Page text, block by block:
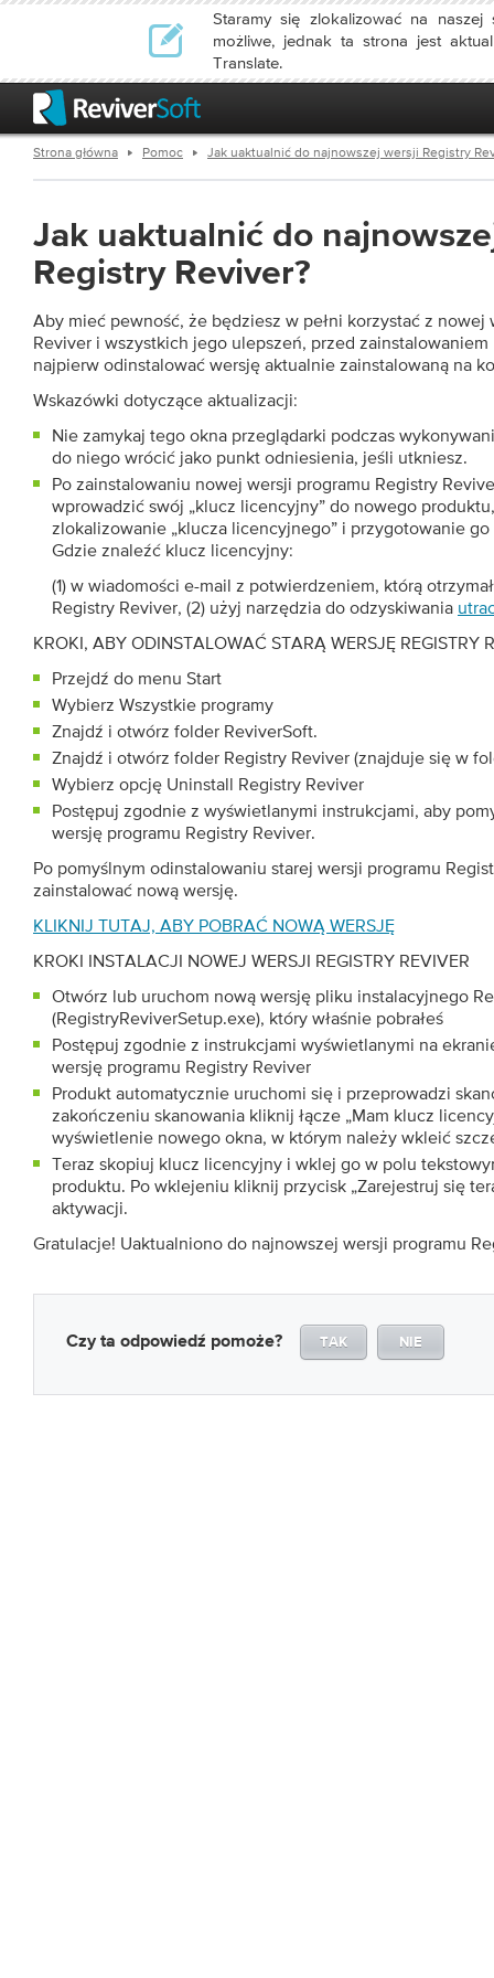
Staramy się zlokalizować na
możliwe, jednak ta strona jest
Translate.
Strona główna Pomoc Jak uaktualnić do najnowszej wersji Registry
Jak uaktualnić do
Registry Reviver?
Aby mieć pewność, że będziesz w pełni korzystać z nowej
Reviver i wszystkich jego ulepszeń, przed
najpierw odinstalować wersję aktualnie zainstalowaną na
Wskazówki dotyczące aktualizacji:
Nie zamykaj tego okna przeglądarki podczas
do niego wrócić jako punkt odniesienia, jeśli utkniesz.
Po zainstalowaniu nowej wersji programu Registry
wprowadzić swój „klucz licencyjny” do nowego
zlokalizowanie „klucza licencyjnego” i przygotowanie
Gdzie znaleźć klucz licencyjny:
(1) w wiadomości e-mail z potwierdzeniem, którą
Registry Reviver, (2) użyj narzędzia do odzyskiwania
KROKI, ABY ODINSTALOWAĆ STARĄ WERSJĘ REGISTRY
Przejdź do menu Start
Wybierz Wszystkie programy
Znajdź i otwórz folder ReviverSoft.
Znajdź i otwórz folder Registry Reviver (znajduje się w
Wybierz opcję Uninstall Registry Reviver
Postępuj zgodnie z wyświetlanymi instrukcjami, aby
wersję programu Registry Reviver.
Po pomyślnym odinstalowaniu starej wersji programu
zainstalować nową wersję.
KLIKNIJ TUTAJ, ABY POBRAĆ NOWĄ WERSJĘ
KROKI INSTALACJI NOWEJ WERSJI REGISTRY REVIVER
Otwórz lub uruchom nową wersję pliku instalacyjnego
(RegistryReviverSetup.exe), który właśnie pobrałeś
Postępuj zgodnie z instrukcjami wyświetlanymi na
wersję programu Registry Reviver
Produkt automatycznie uruchomi się i przeprowadzi
zakończeniu skanowania kliknij łącze „Mam klucz
wyświetlenie nowego okna, w którym należy wkleić
Teraz skopiuj klucz licencyjny i wklej go w polu
produktu. Po wklejeniu kliknij przycisk „Zarejestruj się
aktywacji.
Gratulacje! Uaktualniono do najnowszej wersji programu
Czy ta odpowiedź pomoże? TAK NIE